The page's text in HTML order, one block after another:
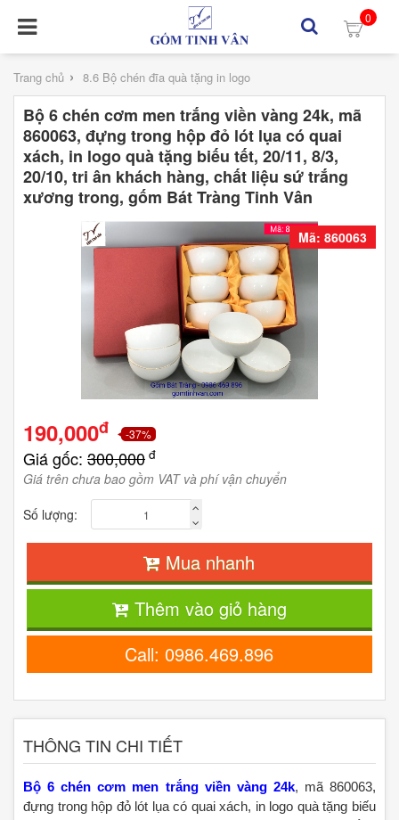
0
Trang chủ › 8.6 Bộ chén đĩa quà tặng in logo
Bộ 6 chén cơm men trắng viền vàng 24k, mã
860063, đựng trong hộp đỏ lót lụa có quai
xách, in logo quà tặng biếu tết, 20/11, 8/3,
20/10, tri ân khách hàng, chất liệu sứ trắng
xương trong, gốm Bát Tràng Tinh Vân
Mã: 860063
190,000đ -37%
Giá gốc: 300,000 đ
Giá trên chưa bao gồm VAT và phí vận chuyển
Số lượng:
Mua nhanh
Thêm vào giỏ hàng
Call: 0986.469.896
THÔNG TIN CHI TIẾT
Bộ 6 chén cơm men trắng viền vàng 24k, mã 860063,
đựng trong hộp đỏ lót lụa có quai xách, in logo quà tặng biếu